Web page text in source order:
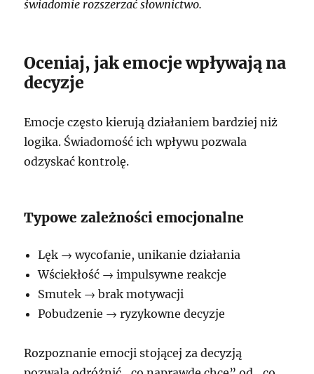
świadomie rozszerzać słownictwo.
Oceniaj, jak emocje wpływają na
decyzje
Emocje często kierują działaniem bardziej niż
logika. Świadomość ich wpływu pozwala
odzyskać kontrolę.
Typowe zależności emocjonalne
Lęk → wycofanie, unikanie działania
Wściekłość → impulsywne reakcje
Smutek → brak motywacji
Pobudzenie → ryzykowne decyzje
Rozpoznanie emocji stojącej za decyzją